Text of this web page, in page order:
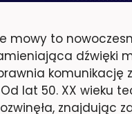
mowy to
dźwięki
komunikację z
lat 50. XX wieku
znajdując